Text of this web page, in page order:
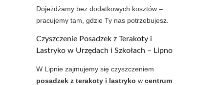
Dojeżdżamy bez dodatkowych kosztów –
pracujemy tam, gdzie Ty nas potrzebujesz.
Czyszczenie Posadzek z Terakoty i
Lastryko w Urzędach i Szkołach – Lipno
W Lipnie zajmujemy się czyszczeniem
posadzek z terakoty i lastryko w centrum